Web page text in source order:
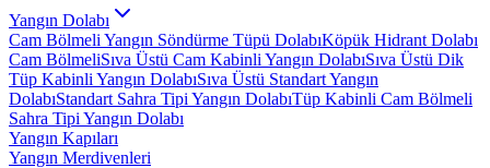
Yangın Dolabı
Cam Bölmeli Yangın Söndürme Tüpü DolabıKöpük Hidrant Dolabı
Cam BölmeliSıva Üstü Cam Kabinli Yangın DolabıSıva Üstü Dik
Tüp Kabinli Yangın DolabıSıva Üstü Standart Yangın
DolabıStandart Sahra Tipi Yangın DolabıTüp Kabinli Cam Bölmeli
Sahra Tipi Yangın Dolabı
Yangın Kapıları
Yangın Merdivenleri